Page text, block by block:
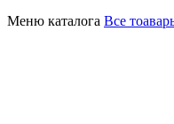
Меню каталога Все